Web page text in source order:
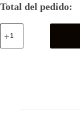
Total del pedido:
Red
Lantern